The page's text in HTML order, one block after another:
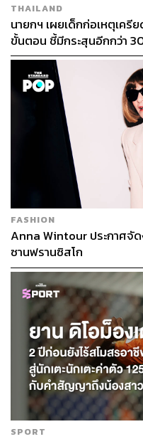
THAILAND
นายกฯ เผยเด็กก่อเหตุเครี
ขั้นตอน ชี้มีกระสุนอีกกว่า
สูญเสียเพิ่ม
FASHION
Anna Wintour ประกาศจั
ซานฟรานซิสโก
SPORT